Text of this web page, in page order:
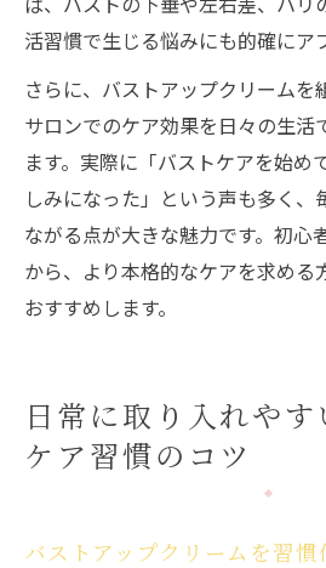
活習慣で生じる悩みにも的確にア
さらに、バストアップクリームを
サロンでのケア効果を日々の生活
ます。実際に「バストケアを始め
しみになった」という声も多く、
ながる点が大きな魅力です。初心
から、より本格的なケアを求める
おすすめします。
日常に取り入れやす
ケア習慣のコツ
バストアップクリームを習